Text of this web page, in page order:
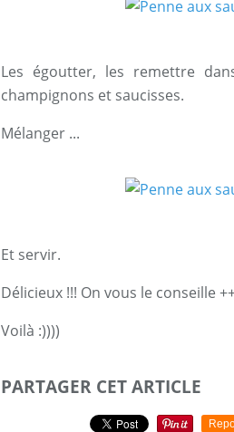
Les égoutter, les remettre
champignons et saucisses.
Mélanger ...
Et servir.
Délicieux !!! On vous le conseille
Voilà :))))
PARTAGER CET ARTICLE